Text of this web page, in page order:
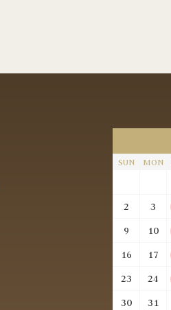
SUN MON
2
3
9
10
16
17
23
24
30
31